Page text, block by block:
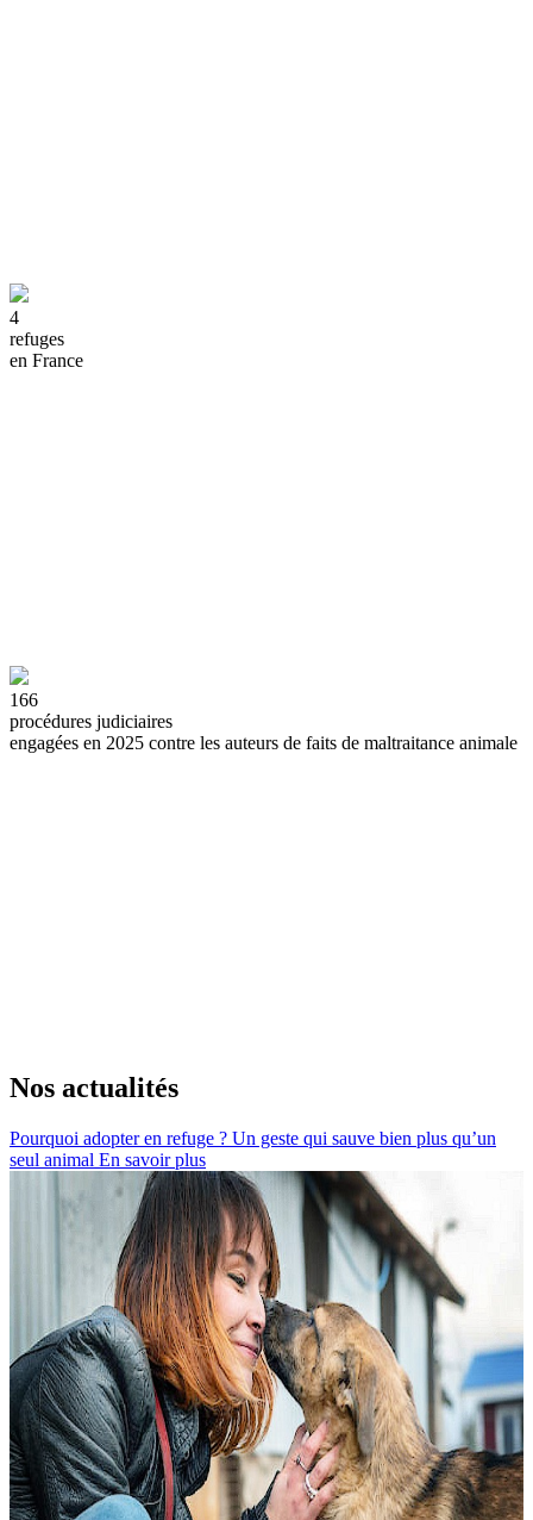
4
refuges
en France
166
procédures judiciaires
engagées en 2025 contre les auteurs de faits de maltraitance animale
Nos actualités
Pourquoi adopter en refuge ? Un geste qui sauve bien plus qu’un
seul animal En savoir plus